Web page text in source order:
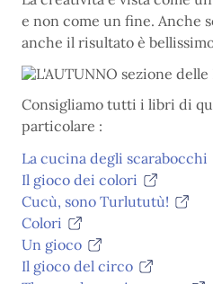
e non come un fine. Anche
anche il risultato è
Consigliamo tutti i libri di
particolare :
La cucina degli scarabocchi
Il gioco dei colori
Cucù, sono Turlututù!
Colori
Un gioco
Il gioco del circo